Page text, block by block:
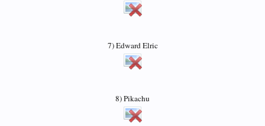
7) Edward Elric
8) Pikachu